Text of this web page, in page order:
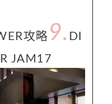
攻略 9. DI
JAM17